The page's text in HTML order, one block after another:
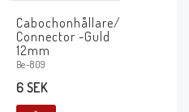
till i favoritlistan
Lägg till i
Cabochonhållare/
Connector -Guld
12mm
Be-809
6 SEK